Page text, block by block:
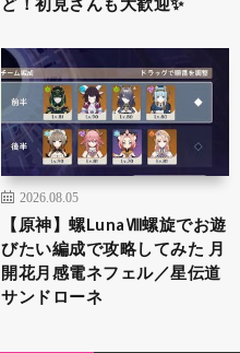
2026.08.05
【原神】螺LunaⅧ螺旋でお遊
びたい編成で攻略してみた 月
開花月感電ネフェル／星伝道
サンドローネ